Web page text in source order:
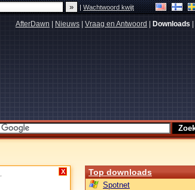
|Wachtwoord kwijt
AfterDawn Nieuws Vraag en Antwoord Downloads
X Top downloads
Spotnet